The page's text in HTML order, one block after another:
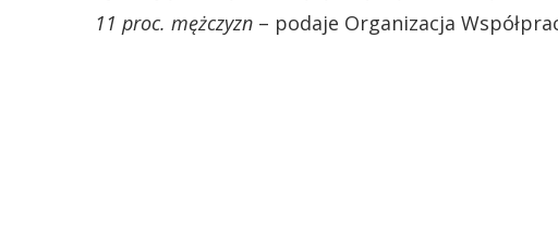
11 proc. mężczyzn – podaje Organizacja